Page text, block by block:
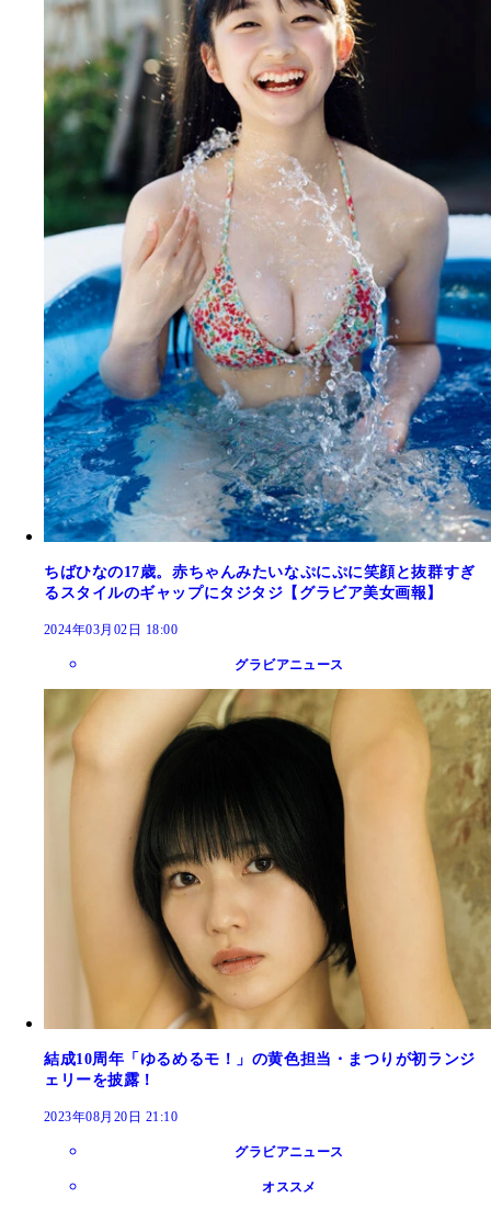
ちばひなの17歳。赤ちゃんみたいなぷにぷに笑顔と抜群すぎ
るスタイルのギャップにタジタジ【グラビア美女画報】
2024年03月02日 18:00
グラビアニュース
結成10周年「ゆるめるモ！」の黄色担当・まつりが初ランジ
ェリーを披露！
2023年08月20日 21:10
グラビアニュース
オススメ